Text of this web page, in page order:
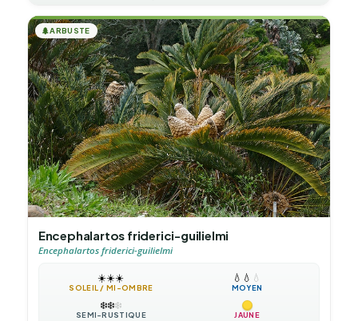
🌲ARBUSTE
Encephalartos friderici-guilielmi
Encephalartos friderici-guilielmi
☀️☀️☀️
SOLEIL / MI-OMBRE
💧 💧 💧
MOYEN
❄️❄️❄️
SEMI-RUSTIQUE JAUNE